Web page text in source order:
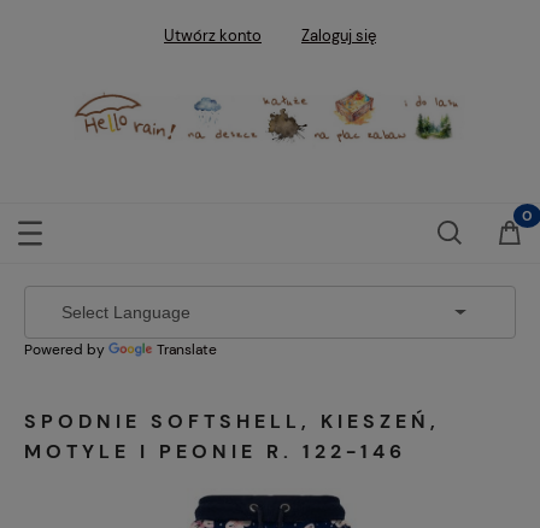
Utwórz konto Zaloguj się
Powered by Translate
SPODNIE SOFTSHELL, KIESZEŃ,
MOTYLE I PEONIE R. 122-146